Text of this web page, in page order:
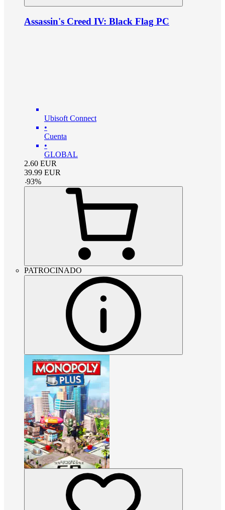
Assassin's Creed IV: Black Flag PC
Ubisoft Connect
•
Cuenta
•
GLOBAL
2.60 EUR
39.99 EUR
-93%
PATROCINADO